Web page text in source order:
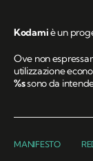
Kodamiè un
Ove non
utilizzazione
%ssono da
MANIFESTO